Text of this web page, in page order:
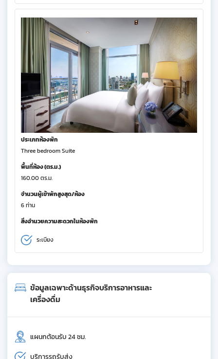
ประเภทห้องพัก
Three bedroom Suite
พื้นที่ห้อง (ตร.ม.)
160.00 ตร.ม.
จำนวนผู้เข้าพักสูงสุด/ห้อง
6 ท่าน
สิ่งอำนวยความสะดวกในห้องพัก
ระเบียง
ข้อมูลเฉพาะด้านธุรกิจบริการอาหารและ
เครื่องดื่ม
แผนกต้อนรับ 24 ชม.
บริการรถรับส่ง